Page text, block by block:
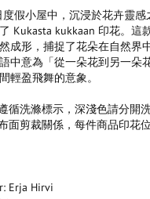
假小屋中，沉浸於花卉靈
Kukasta kukkaan 印花。這
成形，捕捉了花朵在自然界
中意為「從一朵花到另一朵
輕盈飛舞的意象。
洗滌標示，深淺色請分開洗
面剪裁關係，每件商品印花
Erja Hirvi